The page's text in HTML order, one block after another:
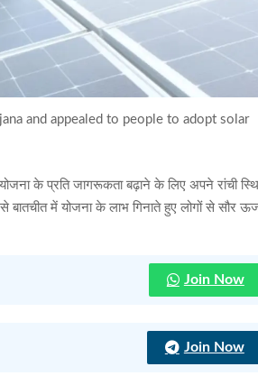
and appealed to people to adopt solar
के प्रति जागरूकता बढ़ाने के लिए अपने रांची
में योजना के लाभ गिनाते हुए लोगों से सौर
Join Now
Join Now